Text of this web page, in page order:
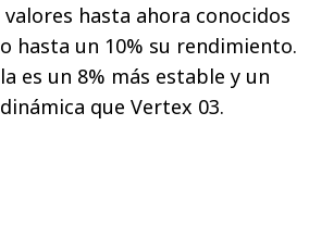
hasta ahora conocidos
hasta un 10% su rendimiento.
es un 8% más estable y un
que Vertex 03.